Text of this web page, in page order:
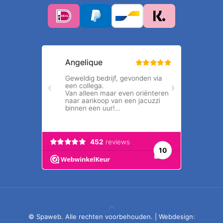
© Spaweb. Alle rechten voorbehouden. | Webdesign: